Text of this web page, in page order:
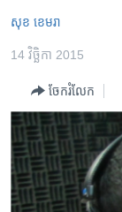
ទំព័រ​
ម្តង
រំលង​
និង​
ចូល​
ទៅ​
ហេឡូវីអូអេ
កម្ពុជាច្នៃប្រតិដ្ឋ
ព្រឹត្តិការណ៍ព័ត៌មាន
ទូរទស្សន៍ / វីដេអូ​
វិទ្យុ / ផតខាសថ៍
សុខ ខេមរា
14 វិច្ឆិកា 2015
ចែករំលែក